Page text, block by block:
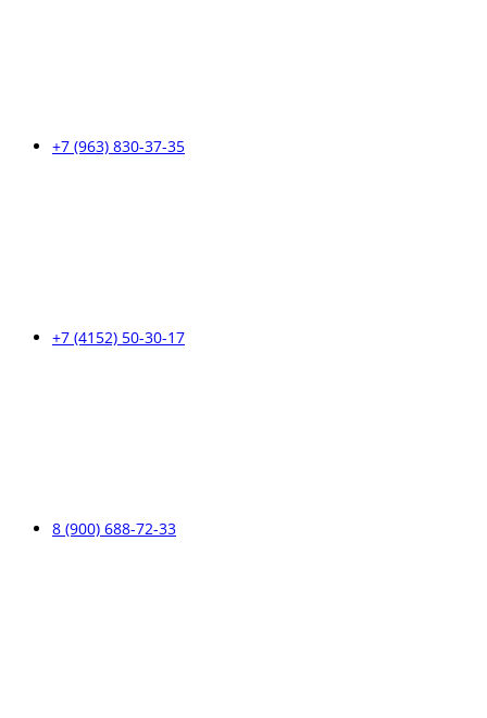
+7 (963) 830-37-35
+7 (4152) 50-30-17
8 (900) 688-72-33